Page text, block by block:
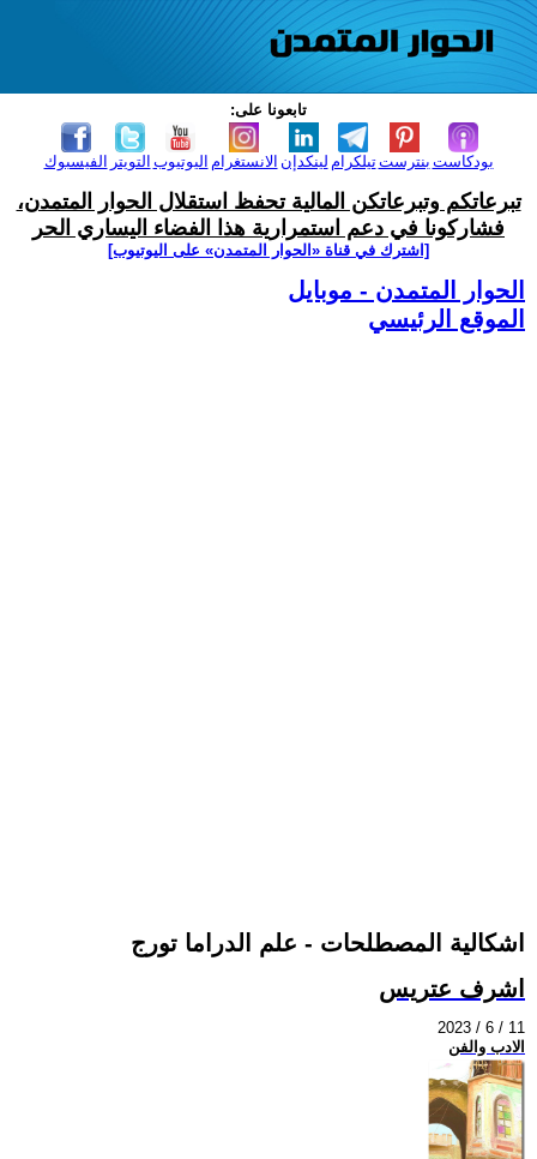
تابعونا على:
الفيسبوك التويتر اليوتيوب الانستغرام لينكدإن تيلكرامبنترست بودكاست
تبرعاتكم وتبرعاتكن المالية تحفظ استقلال الحوار المتمدن،
فشاركونا في دعم استمرارية هذا الفضاء اليساري الحر
[اشترك في قناة ‫«الحوار المتمدن» على اليوتيوب]
الحوار المتمدن - موبايل
الموقع الرئيسي
اشكالية المصطلحات - علم الدراما تورج
اشرف عتريس
2023 / 6 / 11
الادب والفن